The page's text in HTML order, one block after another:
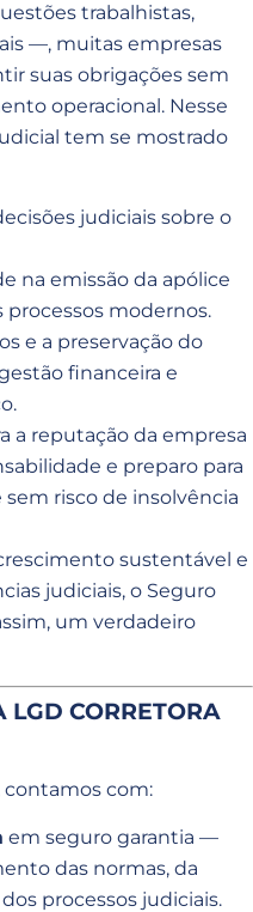
trabalhistas,
—, muitas empresas
suas obrigações sem
operacional. Nesse
tem se mostrado
judiciais sobre o
na emissão da apólice
modernos.
e a preservação do
financeira e
a reputação da empresa
e preparo para
risco de insolvência
sustentável e
judiciais, o Seguro
um verdadeiro
LGD CORRETORA
contamos com:
em seguro garantia —
das normas, da
processos judiciais.